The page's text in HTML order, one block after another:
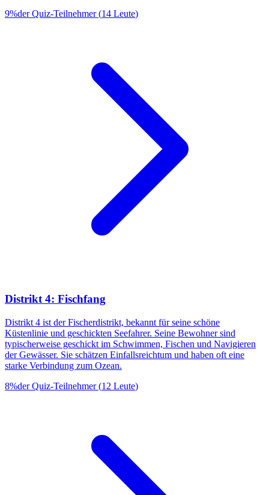
9%der Quiz-Teilnehmer(14 Leute)
Distrikt 4: Fischfang
Distrikt 4 ist der Fischerdistrikt, bekannt für seine schöne
Küstenlinie und geschickten Seefahrer. Seine Bewohner sind
typischerweise geschickt im Schwimmen, Fischen und Navigieren
der Gewässer. Sie schätzen Einfallsreichtum und haben oft eine
starke Verbindung zum Ozean.
8%der Quiz-Teilnehmer(12 Leute)